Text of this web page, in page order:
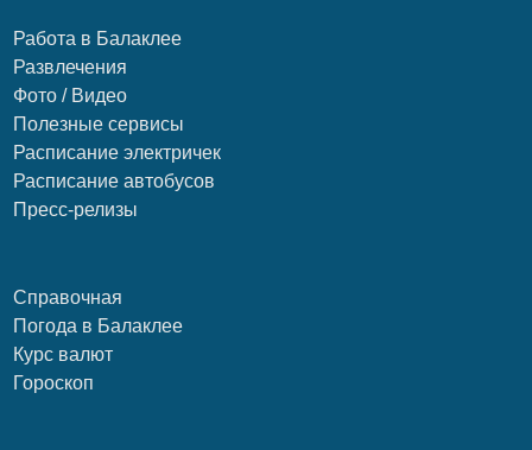
Работа в Балаклее
Развлечения
Фото / Видео
Полезные сервисы
Расписание электричек
Расписание автобусов
Пресс-релизы
Справочная
Погода в Балаклее
Курс валют
Гороскоп